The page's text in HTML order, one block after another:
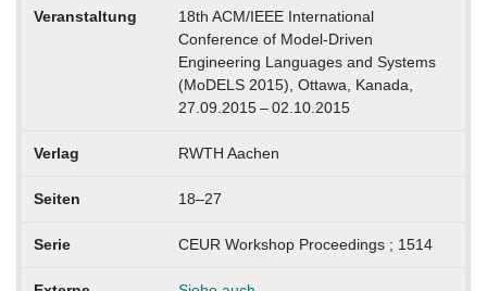
Veranstaltung
18th ACM/IEEE International
Conference of Model-Driven
Engineering Languages and Systems
(MoDELS 2015), Ottawa, Kanada,
27.09.2015 – 02.10.2015
Verlag RWTH Aachen
Seiten 18–27
Serie CEUR Workshop Proceedings ; 1514